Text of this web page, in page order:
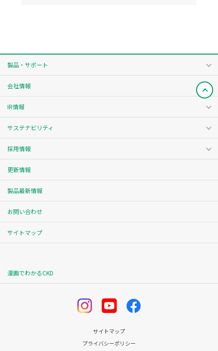
製品・サポート
会社情報
IR情報
サステナビリティ
採用情報
更新情報
製品最新情報
お問い合わせ
サイトマップ
漫画でわかるCKD
サイトマップ
プライバシーポリシー